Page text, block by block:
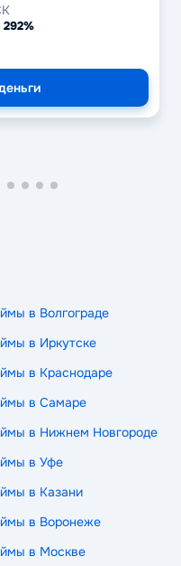
в Волгограде
в Иркутске
в Краснодаре
в Самаре
в Нижнем Новгороде
в Уфе
в Казани
в Воронеже
в Москве